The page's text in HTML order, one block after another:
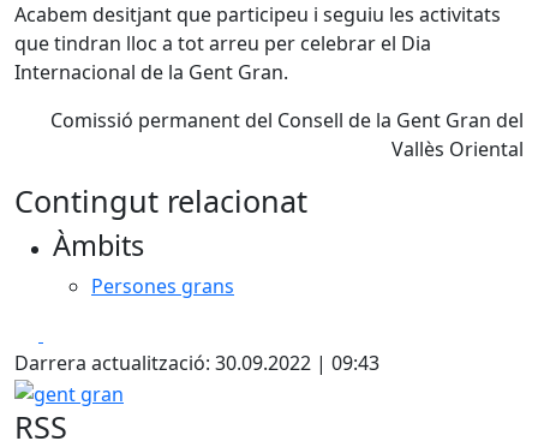
Acabem desitjant que participeu i seguiu les activitats
que tindran lloc a tot arreu per celebrar el Dia
Internacional de la Gent Gran.
Comissió permanent del Consell de la Gent Gran del
Vallès Oriental
Contingut relacionat
Àmbits
Persones grans
Darrera actualització: 30.09.2022 | 09:43
gent gran
RSS